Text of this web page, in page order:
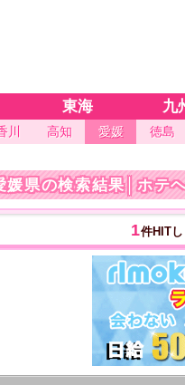
東海 九
川 高知 愛媛 徳島
媛県の検索結果│ホテ
1件HITし